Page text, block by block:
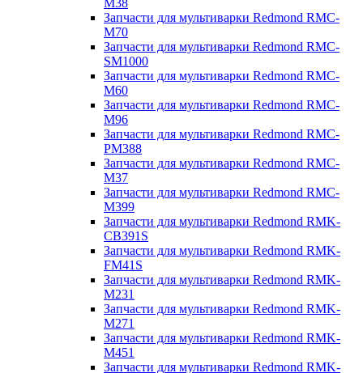
M38
Запчасти для мультиварки Redmond RMC-
M70
Запчасти для мультиварки Redmond RMC-
SM1000
Запчасти для мультиварки Redmond RMC-
M60
Запчасти для мультиварки Redmond RMC-
M96
Запчасти для мультиварки Redmond RMC-
PM388
Запчасти для мультиварки Redmond RMC-
M37
Запчасти для мультиварки Redmond RMC-
M399
Запчасти для мультиварки Redmond RMK-
CB391S
Запчасти для мультиварки Redmond RMK-
FM41S
Запчасти для мультиварки Redmond RMK-
M231
Запчасти для мультиварки Redmond RMK-
M271
Запчасти для мультиварки Redmond RMK-
M451
Запчасти для мультиварки Redmond RMK-